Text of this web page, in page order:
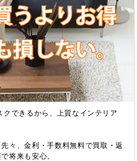
できるから、上質なインテリア
先々、金利・手数料無料で買取・返
将来も安心。